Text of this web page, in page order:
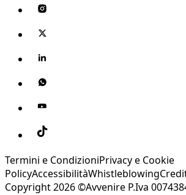
Termini e CondizioniPrivacy e Cookie
PolicyAccessibilitàWhistleblowing
Copyright 2026 ©Avvenire P.Iva